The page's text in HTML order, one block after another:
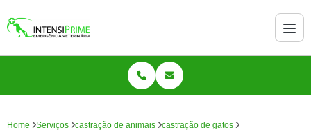
Home Serviços castração de animais
castração de gatos